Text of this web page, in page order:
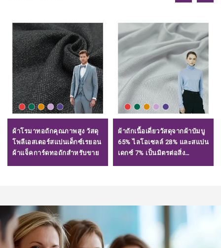
ผ้าโรมาทอถักคุณภาพสูง วัสดุ
โพลีเอสเตอร์สแปนเด็กซ์เรยอน
ผ้าแจ็คการ์ดทอถักสำหรับขาย
ผ้าถักเนื้อเดี่ยววัสดุจากผ้าบัมบู
65% ไลโอเซลล์ 28% และสแปน
เดกซ์ 7% เป็นมิตรต่อสิ่ง